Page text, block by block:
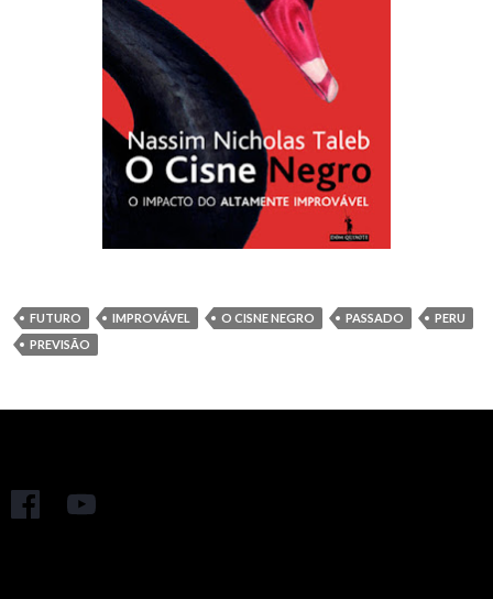
FUTURO IMPROVÁVEL O CISNE NEGRO PASSADO
PERU
PREVISÃO